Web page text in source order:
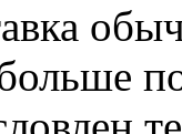
больше